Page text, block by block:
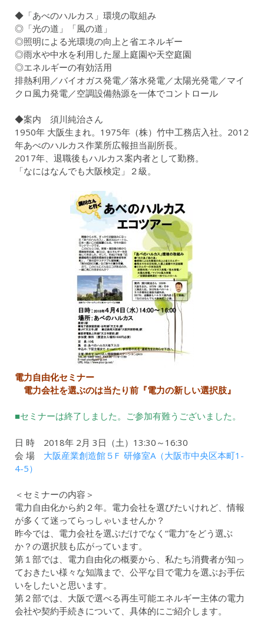
◆「あべのハルカス」環境の取組み
◎「光の道」「風の道」
◎照明による光環境の向上と省エネルギー
◎雨水や中水を利用した屋上庭園や天空庭園
◎エネルギーの有効活用
排熱利用／バイオガス発電／落水発電／太陽光発電／マイ
クロ風力発電／空調設備熱源を一体でコントロール
◆案内 須川純治さん
1950年 大阪生まれ。1975年（株）竹中工務店入社。2012
年あべのハルカス作業所広報担当副所長。
2017年、退職後もハルカス案内者として勤務。
「なにはなんでも大阪検定」２級。
電力自由化セミナー
電力会社を選ぶのは当たり前『電力の新しい選択肢』
■セミナーは終了しました。ご参加有難うございました。
日 時 2018年 2月 3日（土）13:30～16:30
会 場 大阪産業創造館５F 研修室A（大阪市中央区本町1-
4-5）
＜セミナーの内容＞
電力自由化から約２年。電力会社を選びたいけれど、情報
が多くて迷ってらっしゃいませんか？
昨今では、電力会社を選ぶだけでなく“電力”をどう選ぶ
か？の選択肢も広がっています。
第１部では、電力自由化の概要から、私たち消費者が知っ
ておきたい様々な知識まで、公平な目で電力を選ぶお手伝
いをしたいと思います。
第２部では、大阪で選べる再生可能エネルギー主体の電力
会社や契約手続きについて、具体的にご紹介します。